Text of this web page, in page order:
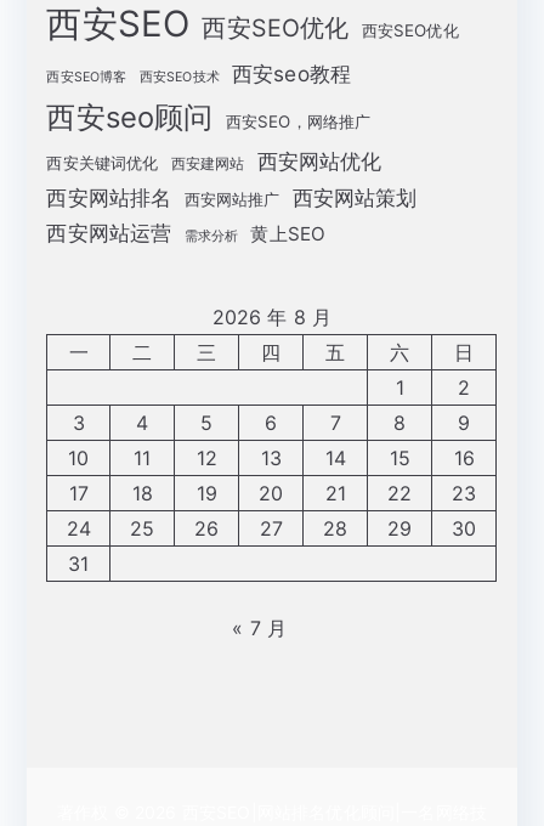
西安SEO 西安SEO优化 西安SEO优化
西安SEO博客 西安SEO技术 西安seo教程
西安seo顾问 西安SEO，网络推广
西安关键词优化 西安建网站 西安网站优化
西安网站排名 西安网站推广 西安网站策划
西安网站运营 需求分析 黄上SEO
2026 年 8 月
一
二 三 四 五 六
日
1
2
3
4 5 6 7 8
9
10
11 12 13 14 15
16
17
18 19 20 21 22
23
24
25 26 27 28 29
30
31
« 7 月